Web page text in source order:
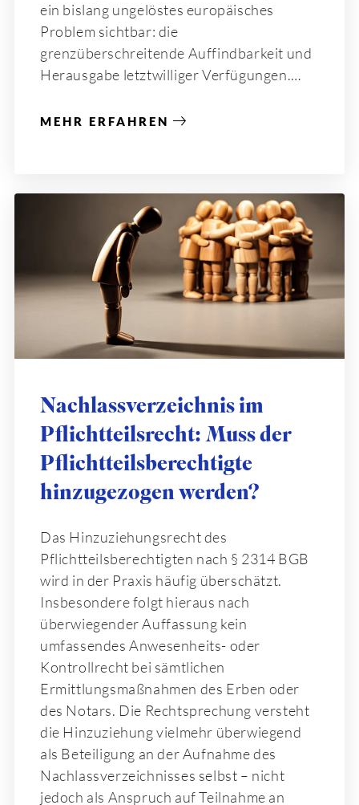
ein bislang ungelöstes europäisches
Problem sichtbar: die
grenzüberschreitende Auffindbarkeit und
Herausgabe letztwilliger Verfügungen.
MEHR ERFAHREN
Nachlassverzeichnis im
Pflichtteilsrecht: Muss der
Pflichtteilsberechtigte
hinzugezogen werden?
Das Hinzuziehungsrecht des
Pflichtteilsberechtigten nach § 2314 BGB
wird in der Praxis häufig überschätzt.
Insbesondere folgt hieraus nach
überwiegender Auffassung kein
umfassendes Anwesenheits- oder
Kontrollrecht bei sämtlichen
Ermittlungsmaßnahmen des Erben oder
des Notars. Die Rechtsprechung versteht
die Hinzuziehung vielmehr überwiegend
als Beteiligung an der Aufnahme des
Nachlassverzeichnisses selbst – nicht
jedoch als Anspruch auf Teilnahme an